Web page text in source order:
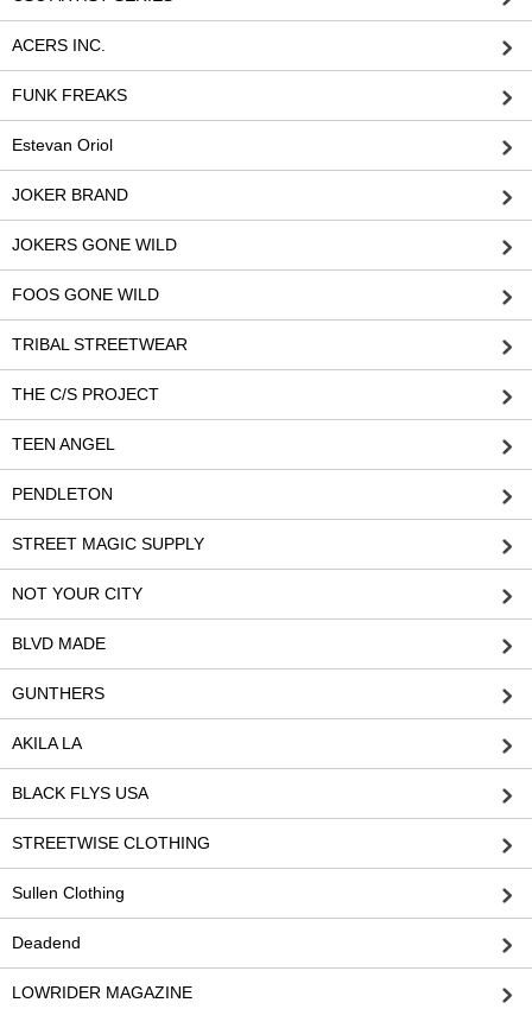
ACERS INC.
FUNK FREAKS
Estevan Oriol
JOKER BRAND
JOKERS GONE WILD
FOOS GONE WILD
TRIBAL STREETWEAR
THE C/S PROJECT
TEEN ANGEL
PENDLETON
STREET MAGIC SUPPLY
NOT YOUR CITY
BLVD MADE
GUNTHERS
AKILA LA
BLACK FLYS USA
STREETWISE CLOTHING
Sullen Clothing
Deadend
LOWRIDER MAGAZINE